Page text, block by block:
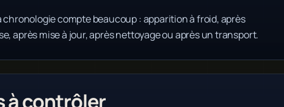
compte beaucoup : apparition à froid, après
après mise à jour, après nettoyage ou après un transport.